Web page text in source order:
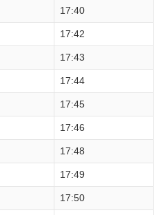
17:40
17:42
17:43
17:44
17:45
17:46
17:48
17:49
17:50